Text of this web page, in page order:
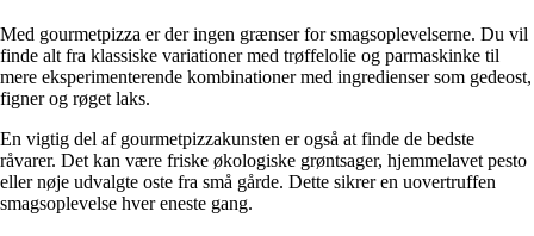
Med gourmetpizza er der ingen grænser for smagsoplevelserne. Du vil
finde alt fra klassiske variationer med trøffelolie og parmaskinke til
mere eksperimenterende kombinationer med ingredienser som gedeost,
figner og røget laks.
En vigtig del af gourmetpizzakunsten er også at finde de bedste
råvarer. Det kan være friske økologiske grøntsager, hjemmelavet pesto
eller nøje udvalgte oste fra små gårde. Dette sikrer en uovertruffen
smagsoplevelse hver eneste gang.